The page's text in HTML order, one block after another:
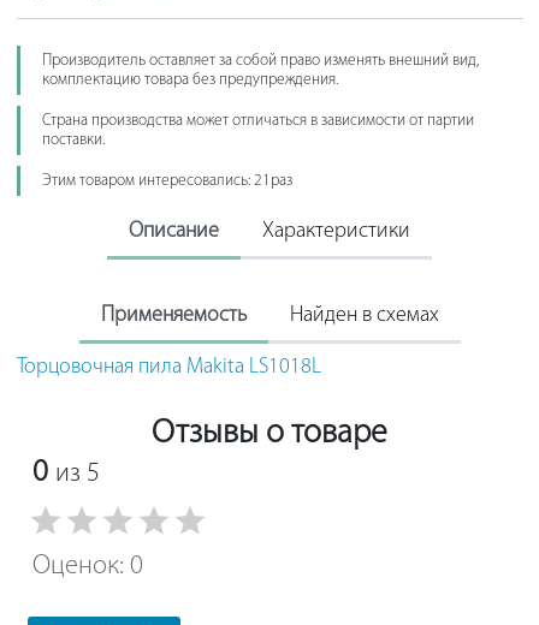
Производитель оставляет за собой право изменять внешний вид,
комплектацию товара без предупреждения.
Страна производства может отличаться в зависимости от партии
поставки.
Этим товаром интересовались: 21раз
Описание Характеристики
Применяемость Найден в схемах
Торцовочная пила Makita LS1018L
Отзывы о товаре
0 из 5
Оценок: 0